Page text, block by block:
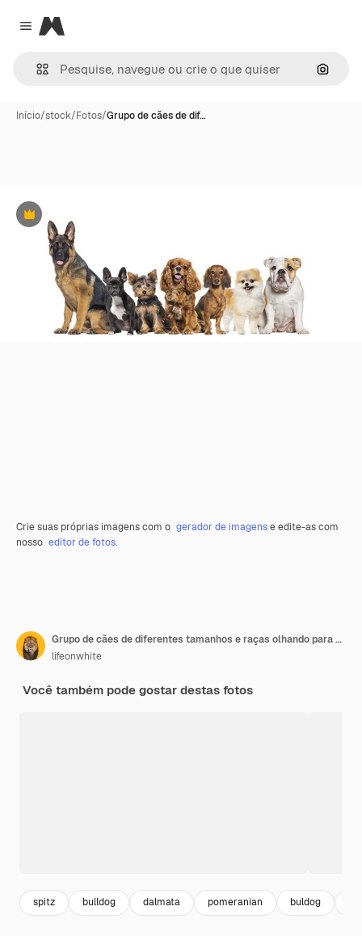
Close menu
Magnific
Início/stock/Fotos/Grupo de cães de dif…
Premium
Crie suas próprias imagens com o gerador de imagense edite-as com
nosso editor de fotos.
Grupo de cães de diferentes tamanhos e raças olhando para a câmera alguns ofegantes fofos ou felizes em uma fileira isolada em branco
lifeonwhite
Você também pode gostar destas fotos
spitz bulldog dalmata pomeranian buldog